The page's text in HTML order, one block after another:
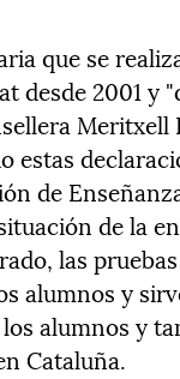
que se
desde 2001 y
estas
de
de la
las
alumnos y
alumnos y
Cataluña.